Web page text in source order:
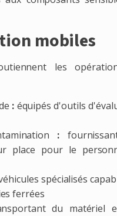
mobiles
les
: équipés d'outils
:
place pour le
spécialisés
ferrées
du matériel